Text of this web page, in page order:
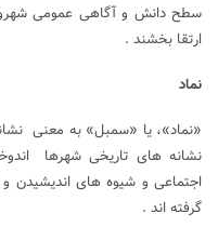
سطح دانش و آگاهی عمومی
ارتقا بخشند .
نماد
«نماد»، یا «سمبل» به معنی
نشانه های تاریخی شهرها
اجتماعی و شیوه های اندیشیدن
گرفته اند .